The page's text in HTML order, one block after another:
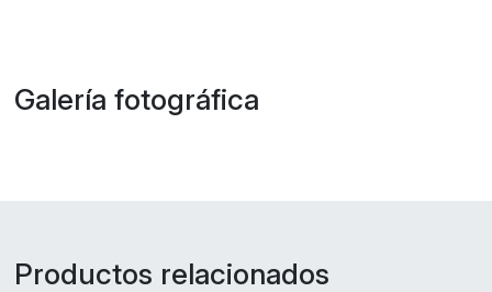
Galería fotográfica
Productos relacionados